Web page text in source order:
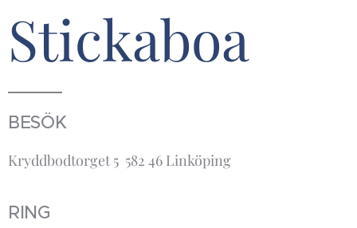
Stickaboa
BESÖK
Kryddbodtorget 5 582 46 Linköping
RING